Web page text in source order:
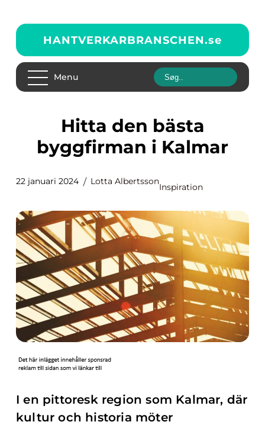
HANTVERKARBRANSCHEN.se
Menu
Hitta den bästa
byggfirman i Kalmar
22 januari 2024 Lotta Albertsson
Inspiration
I en pittoresk region som Kalmar, där
kultur och historia möter